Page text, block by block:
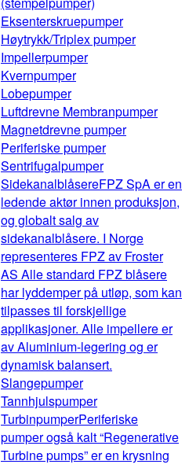
Eksenterskruepumper
Høytrykk/Triplex pumper
Impellerpumper
Kvernpumper
Lobepumper
Luftdrevne Membranpumper
Magnetdrevne pumper
Periferiske pumper
Sentrifugalpumper
SidekanalblåsereFPZ SpA er en
ledende aktør innen produksjon,
og globalt salg av
sidekanalblåsere. I Norge
representeres FPZ av Froster
AS Alle standard FPZ blåsere
har lyddemper på utløp, som kan
tilpasses til forskjellige
applikasjoner. Alle impellere er
av Aluminium-legering og er
dynamisk balansert.
Slangepumper
Tannhjulspumper
TurbinpumperPeriferiske
pumper også kalt “Regenerative
Turbine pumps” er en krysning